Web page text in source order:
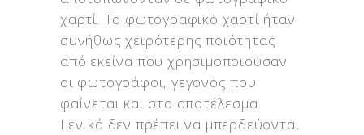
χαρτί. Το φωτογραφικό χαρτί ήταν
συνήθως χειρότερης ποιότητας
από εκείνα που χρησιμοποιούσαν
οι φωτογράφοι, γεγονός που
φαίνεται και στο αποτέλεσμα.
Γενικά δεν πρέπει να μπερδεύονται